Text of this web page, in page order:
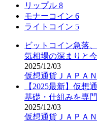
リップル 8
モナーコイン 6
ライトコイン 5
ビットコイン急落
気相場の深まりと
2025/12/03
仮想通貨ＪＡＰＡ
【2025最新】仮想
基礎・仕組みを専
2025/12/03
仮想通貨ＪＡＰＡ